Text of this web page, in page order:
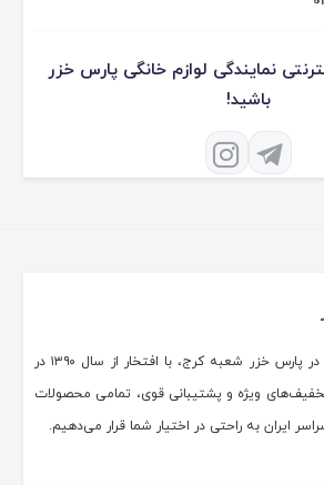
نمایندگی لوازم خانگی پارس خزر
باشید!
پارس خزر شعبه کرج ما در پارس خزر شعبه کرج، با افتخار از سال ۱۳۹۰ در
ویژه و پشتیبانی قوی، تمامی محصولات
ایران به راحتی در اختیار شما قرار می‌دهیم.